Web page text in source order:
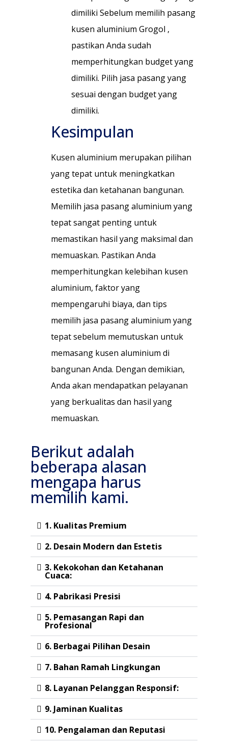
dimiliki Sebelum memilih pasang
kusen aluminium Grogol ,
pastikan Anda sudah
memperhitungkan budget yang
dimiliki. Pilih jasa pasang yang
sesuai dengan budget yang
dimiliki.
Kesimpulan
Kusen aluminium merupakan pilihan
yang tepat untuk meningkatkan
estetika dan ketahanan bangunan.
Memilih jasa pasang aluminium yang
tepat sangat penting untuk
memastikan hasil yang maksimal dan
memuaskan. Pastikan Anda
memperhitungkan kelebihan kusen
aluminium, faktor yang
mempengaruhi biaya, dan tips
memilih jasa pasang aluminium yang
tepat sebelum memutuskan untuk
memasang kusen aluminium di
bangunan Anda. Dengan demikian,
Anda akan mendapatkan pelayanan
yang berkualitas dan hasil yang
memuaskan.
Berikut adalah
beberapa alasan
mengapa harus
memilih kami.
1. Kualitas Premium
2. Desain Modern dan Estetis
3. Kekokohan dan Ketahanan
Cuaca:
4. Pabrikasi Presisi
5. Pemasangan Rapi dan
Profesional
6. Berbagai Pilihan Desain
7. Bahan Ramah Lingkungan
8. Layanan Pelanggan Responsif:
9. Jaminan Kualitas
10. Pengalaman dan Reputasi